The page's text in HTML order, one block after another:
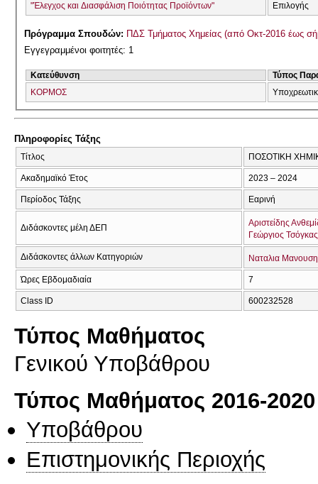
"Έλεγχος και Διασφάλιση Ποιότητας Προϊόντων"
Επιλογής
Πρόγραμμα Σπουδών: ΠΔΣ Τμήματος Χημείας (από Οκτ-2016 έως
Εγγεγραμμένοι φοιτητές: 1
Κατεύθυνση
Τύπος
ΚΟΡΜΟΣ
Πληροφορίες Τάξης
Τίτλος ΠΟΣΟΤΙΚΗ
Ακαδημαϊκό Έτος 2023 – 2024
Περίοδος Τάξης Εαρινή
Διδάσκοντες μέλη ΔΕΠ
Αριστείδης
Γεώργιος Τσόγκας
Διδάσκοντες άλλων Κατηγοριών Ναταλια Μανουση
Ώρες Εβδομαδιαία 7
Class ID 600232528
Τύπος Μαθήματος
Γενικού Υποβάθρου
Τύπος Μαθήματος 2016-2020
Υποβάθρου
Επιστημονικής Περιοχής